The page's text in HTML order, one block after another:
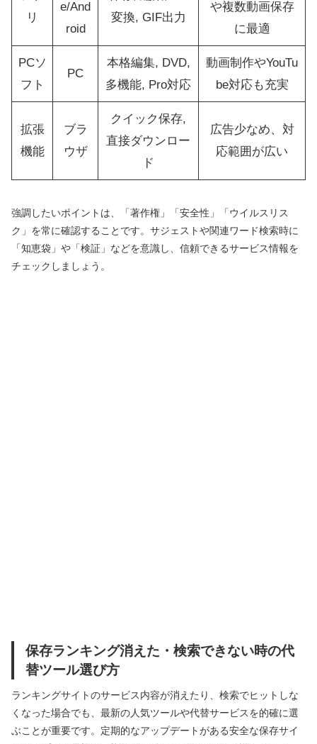
リ
e/And
roid
変換, GIF出力
や複数動画保存
に最適
PCソ
フト
PC
本格編集, DVD,
多機能, Pro対応
動画制作やYouTu
be対応も充実
拡張
機能
ブラ
ウザ
クイック保存,
直接ダウンロー
ド
広告少なめ、対
応範囲が広い
強調したいポイントは、「著作権」「安全性」「ウイルスリス
ク」を常に確認することです。サジェストや関連ワード検索時に
「知恵袋」や「検証」などを意識し、信頼できるサービス情報を
チェックしましょう。
保存ランキング消えた・検索できない時の代
替ツール選び方
ランキングサイトのサービス内容が消えたり、検索でヒットしな
くなった場合でも、最新の人気ツールや代替サービスを的確に選
ぶことが重要です。定期的なアップデートがある安全な保存サイ